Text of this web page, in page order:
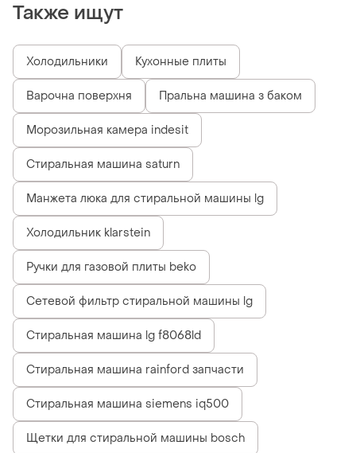
Также ищут
Холодильники Кухонные плиты
Варочна поверхня Пральна машина з баком
Морозильная камера indesit
Стиральная машина saturn
Манжета люка для стиральной машины lg
Холодильник klarstein
Ручки для газовой плиты beko
Сетевой фильтр стиральной машины lg
Стиральная машина lg f8068ld
Стиральная машина rainford запчасти
Стиральная машина siemens iq500
Щетки для стиральной машины bosch